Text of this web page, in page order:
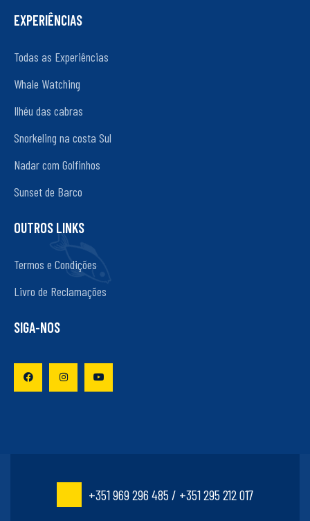
EXPERIÊNCIAS
Todas as Experiências
Whale Watching
Ilhéu das cabras
Snorkeling na costa Sul
Nadar com Golfinhos
Sunset de Barco
OUTROS LINKS
Termos e Condições
Livro de Reclamações
SIGA-NOS
+351 969 296 485 / +351 295 212 017